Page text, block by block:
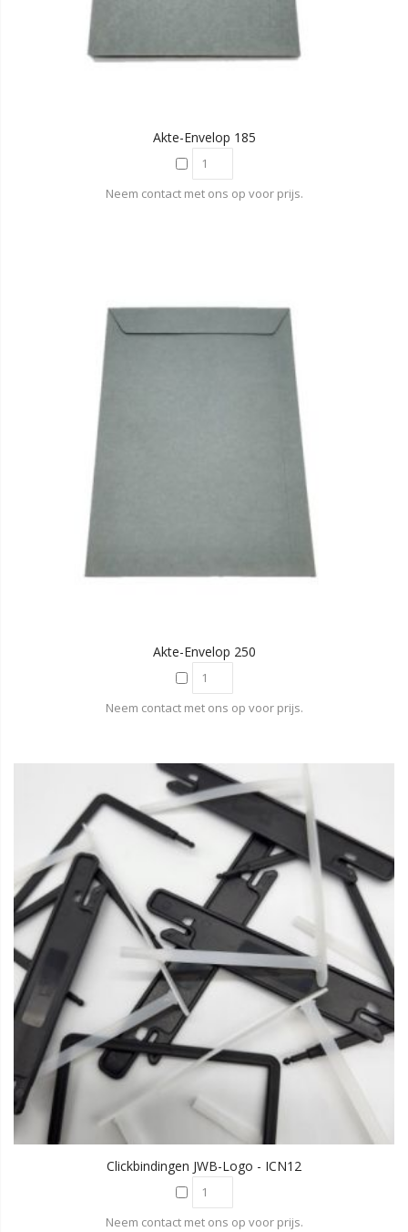
Akte-Envelop 185
Neem contact met ons op voor prijs.
Akte-Envelop 250
Neem contact met ons op voor prijs.
Clickbindingen JWB-Logo - ICN12
Neem contact met ons op voor prijs.